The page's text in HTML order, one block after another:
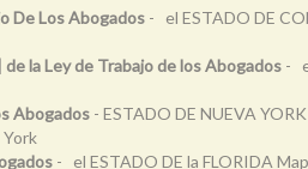
De Los Abogados - el ESTADO DE
la Ley de Trabajo de los Abogados -
Abogados - ESTADO DE NUEVA
- el ESTADO DE la FLORIDA